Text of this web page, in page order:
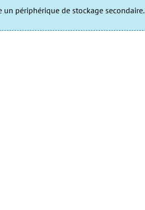
périphérique de stockage secondaire.